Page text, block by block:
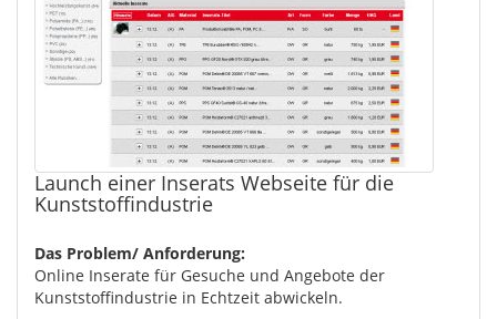
Launch einer Inserats Webseite für die
Kunststoffindustrie
Das Problem/ Anforderung:
Online Inserate für Gesuche und Angebote der
Kunststoffindustrie in Echtzeit abwickeln.